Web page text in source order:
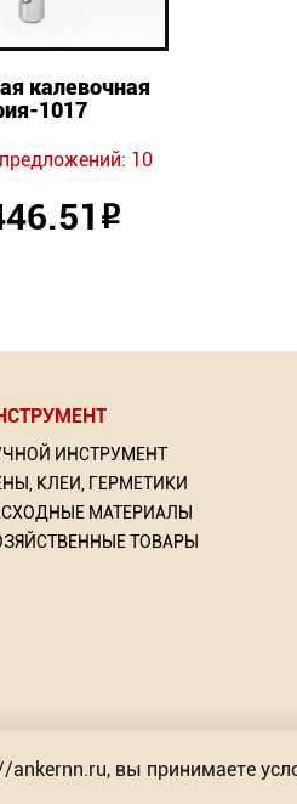
калевочная
1017
10
Р
ИНСТРУМЕНТ
КЛЕИ, ГЕРМЕТИКИ
МАТЕРИАЛЫ
ТОВАРЫ
ankernn.ru, вы принимаете